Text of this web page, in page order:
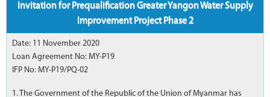
Invitation for Prequalification Greater Yangon Water Supply
Improvement Project Phase 2
Date: 11 November 2020
Loan Agreement No: MY-P19
IFP No: MY-P19/PQ-02
1. The Government of the Republic of the Union of Myanmar has